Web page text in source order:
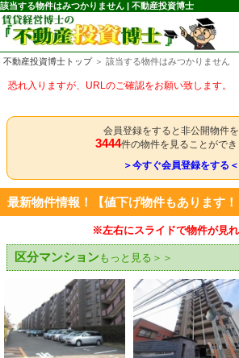
該当する物件はみつかりません | 不動産投資博士
不動産投資博士トップ＞ 該当する物件はみつかりません
恐れ入りますが、URLのご確認をお願い致します。
会員登録をすると非公開物件
3444件の物件を見ることができ
＞今すぐ会員登録をする＜
最新物件情報！【値下げ物件もあります！
※左右にスライドで物件が見れ
区分マンションもっと見る＞＞